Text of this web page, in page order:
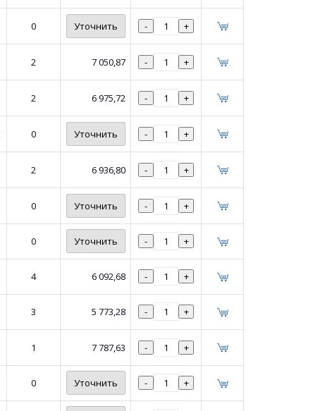
0 Уточнить - +
2 7 050,87 - +
2 6 975,72 - +
0 Уточнить - +
2 6 936,80 - +
0 Уточнить - +
0 Уточнить - +
4 6 092,68 - +
3 5 773,28 - +
1 7 787,63 - +
0 Уточнить - +